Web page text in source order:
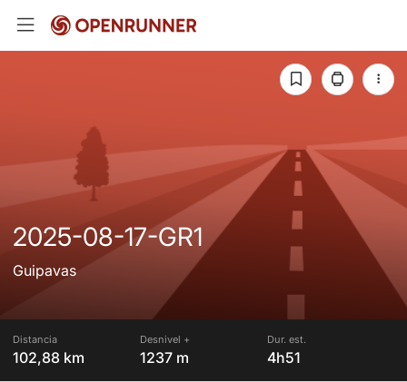
2025-08-17-GR1
Guipavas
Distancia
102,88 km
Desnivel +
1237 m
Dur. est.
4h51